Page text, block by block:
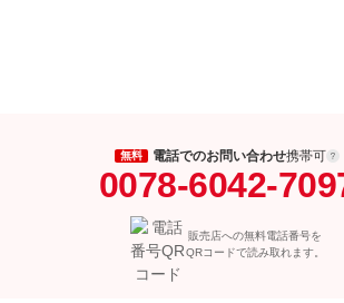
無料 電話でのお問い合わせ携帯可
0078-6042-
販売店への無料電話番号を
QRコードで読み取れます。